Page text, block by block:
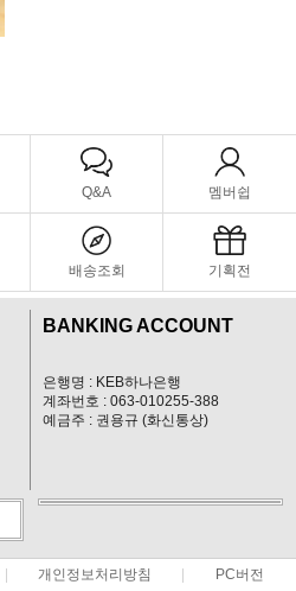
Q&A 멤버쉽
배송조회 기획전
BANKING ACCOUNT
은행명 : KEB하나은행
계좌번호 : 063-010255-388
예금주 : 권용규 (화신통상)
개인정보처리방침 PC버전